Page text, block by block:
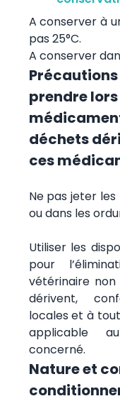
A conserver à
pas 25°C.
A conserver
prendre
déchets
ces
Ne pas jeter
ou dans les
Utiliser les
pour
vétérinaire
dérivent,
locales et à
applicable
concerné.
Nature et